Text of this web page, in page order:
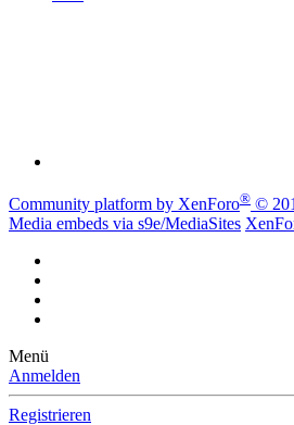
Community platform by XenForo® ©
Media embeds via s9e/MediaSites
Menü
Anmelden
Registrieren